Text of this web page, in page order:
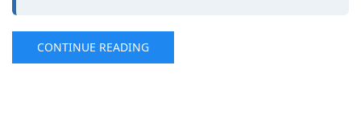
CONTINUE READING